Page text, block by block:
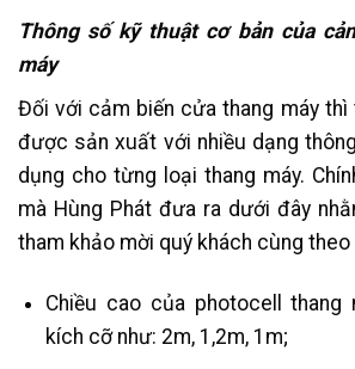
Thông số kỹ thuật cơ bản của
máy
Đối với cảm biến cửa thang máy
được sản xuất với nhiều dạng
dụng cho từng loại thang máy.
mà Hùng Phát đưa ra dưới đây
tham khảo mời quý khách cùng theo
Chiều cao của photocell
kích cỡ như: 2m, 1,2m, 1m;